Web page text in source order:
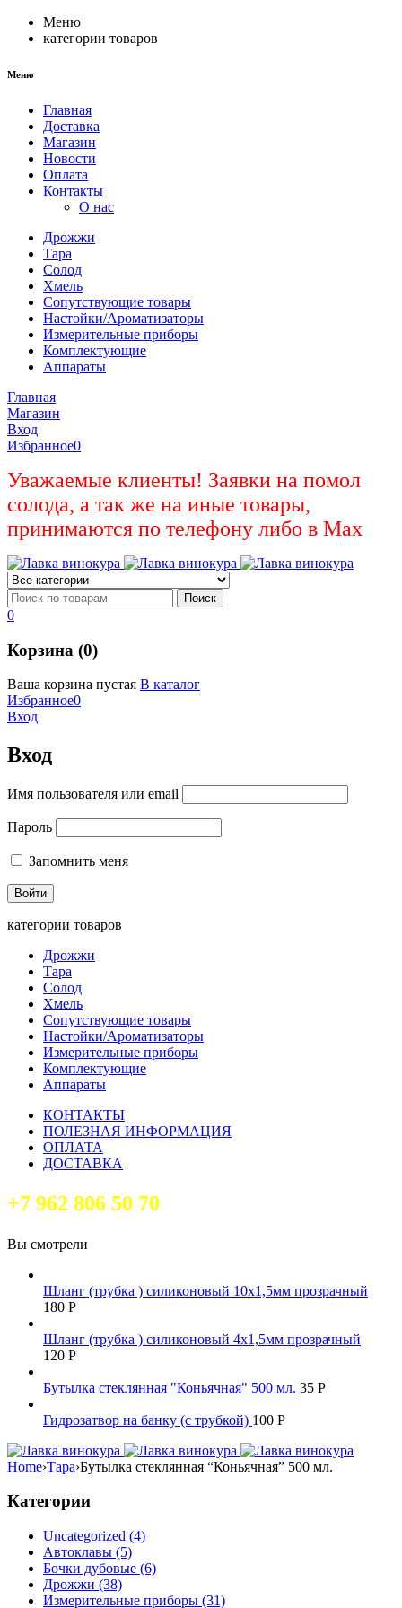
Меню
категории товаров
Меню
Главная
Доставка
Магазин
Новости
Оплата
Контакты
О нас
Дрожжи
Тара
Солод
Хмель
Сопутствующие товары
Настойки/Ароматизаторы
Измерительные приборы
Комплектующие
Аппараты
Главная
Магазин
Вход
Избранное0
Уважаемые клиенты! Заявки на помол
солода, а так же на иные товары,
принимаются по телефону либо в Max
0
Корзина (0)
Ваша корзина пустая В каталог
Избранное0
Вход
Вход
Имя пользователя или email
Пароль
Запомнить меня
категории товаров
Дрожжи
Тара
Солод
Хмель
Сопутствующие товары
Настойки/Ароматизаторы
Измерительные приборы
Комплектующие
Аппараты
КОНТАКТЫ
ПОЛЕЗНАЯ ИНФОРМАЦИЯ
ОПЛАТА
ДОСТАВКА
+7 962 806 50 70
Вы смотрели
Шланг (трубка ) силиконовый 10х1,5мм прозрачный
180 Р
Шланг (трубка ) силиконовый 4х1,5мм прозрачный
120 Р
Бутылка стеклянная "Коньячная" 500 мл. 35 Р
Гидрозатвор на банку (с трубкой) 100 Р
Home›Тара›Бутылка стеклянная “Коньячная” 500 мл.
Категории
Uncategorized (4)
Автоклавы (5)
Бочки дубовые (6)
Дрожжи (38)
Измерительные приборы (31)